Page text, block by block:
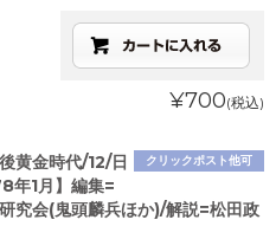
¥700(税込)
クリックポスト他可
黄金時代/12/日
年1月】編集=
究会(鬼頭麟兵ほか)/解説=松田政